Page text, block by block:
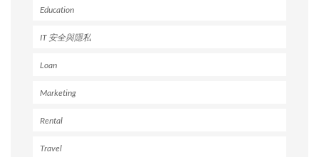
Education
IT 安全與隱私
Loan
Marketing
Rental
Travel